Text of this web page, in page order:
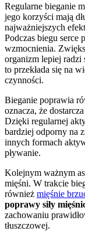
Regularne bieganie
jego korzyści mają
najważniejszych
Podczas biegu serce
wzmocnienia.
organizm lepiej radzi
to przekłada się na
czynności.
Bieganie poprawia
oznacza, że
Dzięki regularnej
bardziej odporny na
innych formach
pływanie.
Kolejnym ważnym
mięśni. W trakcie
również mięśnie
poprawy siły
zachowaniu
tłuszczowej.